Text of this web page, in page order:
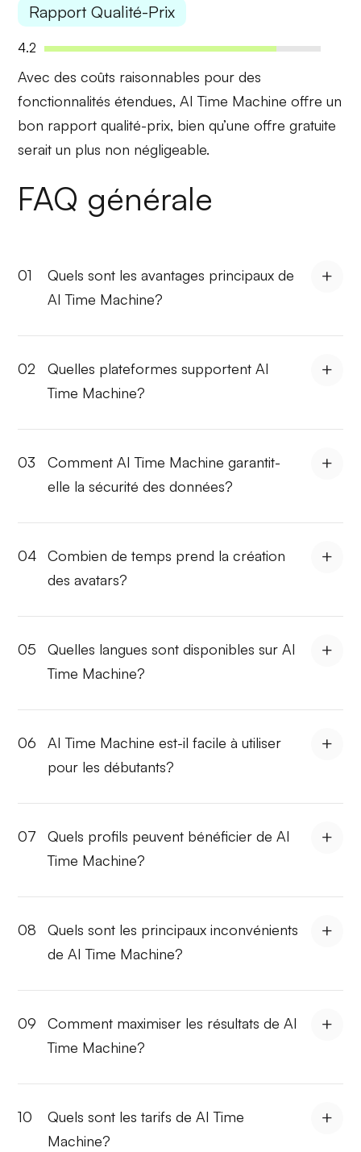
Rapport Qualité-Prix
4.2
Avec des coûts raisonnables pour des
fonctionnalitésétendues, AI Time Machine offre un
bon rapport qualité-prix, bien qu’une offre gratuite
serait un plus non négligeable.
FAQ générale
01
Quels sont les avantages principaux de
AI Time Machine?
02
Quelles plateformes supportent AI
Time Machine?
03
Comment AI Time Machine garantit-
elle la sécurité des données?
04
Combien de temps prend la création
des avatars?
05
Quelles langues sont disponibles sur AI
Time Machine?
06
AI Time Machine est-il facile à utiliser
pour les débutants?
07
Quels profils peuvent bénéficier de AI
Time Machine?
08
Quels sont les principaux inconvénients
de AI Time Machine?
09
Comment maximiser les résultats de AI
Time Machine?
10
Quels sont les tarifs de AI Time
Machine?